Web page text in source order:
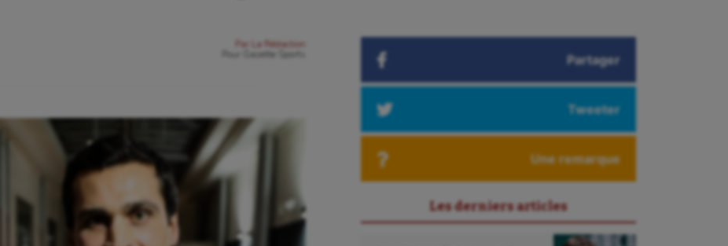
Par
La Rédaction
Gazette Sports Partager
Tweeter
Une remarque
Les derniers articles